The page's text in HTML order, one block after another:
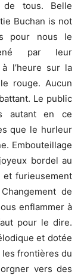
tous. Belle
Buchan is not
pour nous le
par leur
l’heure sur la
rouge. Aucun
Le public
autant en ce
que le hurleur
Embouteillage
bordel au
et furieusement
de
enflammer à
pour le dire.
et dotée
les frontières du
vers des